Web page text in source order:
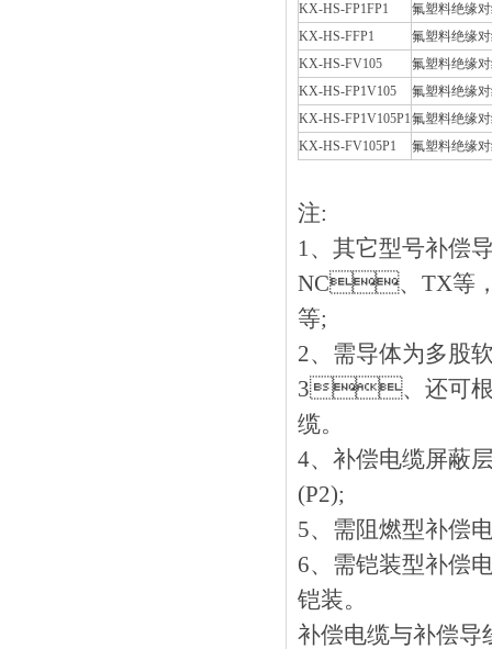
KX-HS-FP1FP1
氟塑料绝缘
KX-HS-FFP1
氟塑料绝缘
KX-HS-FV105
氟塑料绝缘
KX-HS-FP1V105
氟塑料绝缘
KX-HS-FP1V105P1氟塑料绝缘
KX-HS-FV105P1
氟塑料绝缘
注:
1、其它型号
NC、TX等
等;
2、需导体为多股
3、还可根据
缆。
4、补偿电缆屏蔽
(P2);
5、需阻燃型补
6、需铠装型补
铠装。
补偿电缆与补偿导